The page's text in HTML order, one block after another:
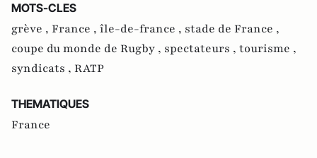
MOTS-CLES
grève , France , île-de-france , stade de France ,
coupe du monde de Rugby , spectateurs , tourisme ,
syndicats , RATP
THEMATIQUES
France